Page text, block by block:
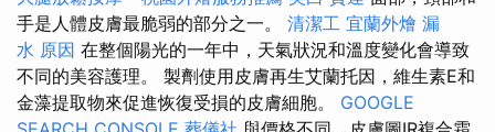
手是人體皮膚最脆弱的部分之一。 清潔工 宜蘭外燴 漏
水 原因 在整個陽光的一年中，天氣狀況和溫度變化會導致
不同的美容護理。 製劑使用皮膚再生艾蘭托因，維生素E和
金藻提取物來促進恢復受損的皮膚細胞。 GOOGLE